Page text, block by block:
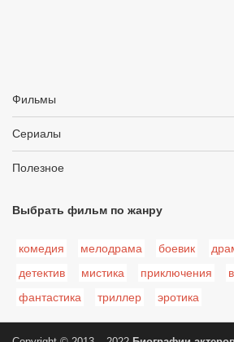
Фильмы
Сериалы
Полезное
Выбрать фильм по жанру
комедия мелодрама боевик
детектив
мистика приключения
фантастика
триллер эротика